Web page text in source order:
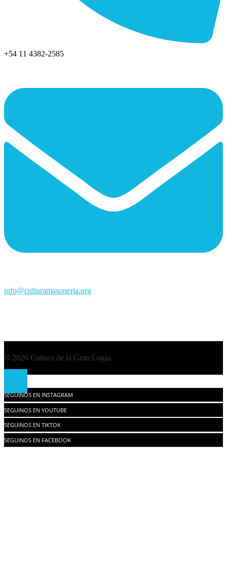
+54 11 4382-2585
info@culturamasoneria.org
© 2026 Cultura de la Gran Logia.
SEGUINOS EN INSTAGRAM
SEGUINOS EN YOUTUBE
SEGUINOS EN TIKTOK
SEGUINOS EN FACEBOOK